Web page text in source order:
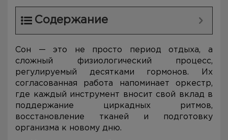
Содержание
Сон — это не просто период отдыха, а
сложный физиологический процесс,
регулируемый десятками гормонов. Их
согласованная работа напоминает оркестр,
где каждый инструмент вносит свой вклад в
поддержание циркадных ритмов,
восстановление тканей и подготовку
организма к новому дню.